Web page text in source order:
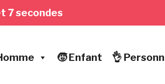
8 secondes
🧒 Enfant 👌